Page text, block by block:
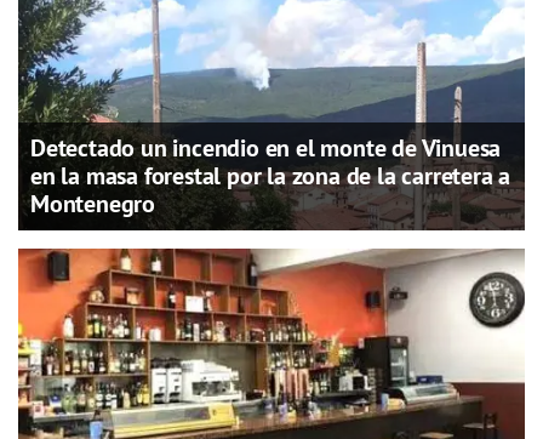
Detectado un incendio en el monte de Vinuesa
en la masa forestal por la zona de la carretera a
Montenegro